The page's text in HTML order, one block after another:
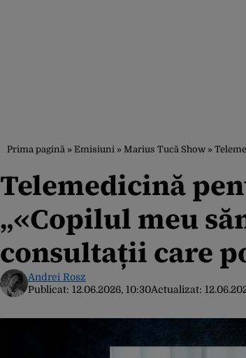
Prima pagină » Emisiuni » Marius Tucă Show »
Telemedicină
„«Copilul meu
consultații care
Andrei Rosz
Publicat: 12.06.2026, 10:30Actualizat: